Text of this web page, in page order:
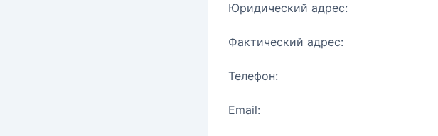
Юридический адрес:
Фактический адрес:
Телефон:
Email: